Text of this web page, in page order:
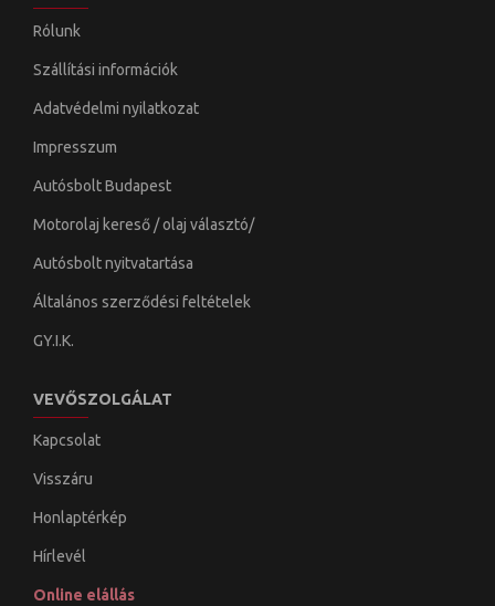
Rólunk
Szállítási információk
Adatvédelmi nyilatkozat
Impresszum
Autósbolt Budapest
Motorolaj kereső / olaj választó/
Autósbolt nyitvatartása
Általános szerződési feltételek
GY.I.K.
VEVŐSZOLGÁLAT
Kapcsolat
Visszáru
Honlaptérkép
Hírlevél
Online elállás